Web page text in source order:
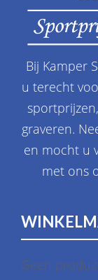
Bij Kamper
u terecht
graveren.
en mocht u
met ons
Geen